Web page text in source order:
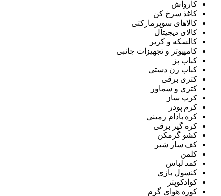
کارواش
کاغذ سرخ کن
کالاهای سوپرمارکتی
کالای دیجیتال
کالسکه و کریر
کامپیوتر و تجهیزات جانبی
کباب پز
کباب زن دستی
کتری برقی
کتری و سماور
کرپ ساز
کرم پودر
کره بادام زمینی
کره گیر برقی
کشو گرمکن
کف ساز شیر
کلمن
کمد لباس
کنسول بازی
کوادکوپتر
کوره هوای گرم